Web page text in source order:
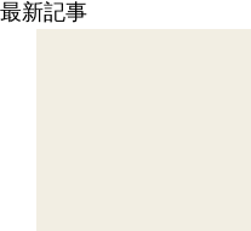
最新記事